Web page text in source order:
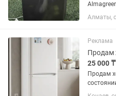
ширина
100см
Алматы,
Реклама
Продам
25 000 ₸
Продам
купили